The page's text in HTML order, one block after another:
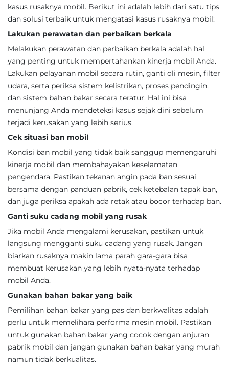
kasus rusaknya mobil. Berikut ini adalah lebih dari satu tips
dan solusi terbaik untuk mengatasi kasus rusaknya mobil:
Lakukan perawatan dan perbaikan berkala
Melakukan perawatan dan perbaikan berkala adalah hal
yang penting untuk mempertahankan kinerja mobil Anda.
Lakukan pelayanan mobil secara rutin, ganti oli mesin, filter
udara, serta periksa sistem kelistrikan, proses pendingin,
dan sistem bahan bakar secara teratur. Hal ini bisa
menunjang Anda mendeteksi kasus sejak dini sebelum
terjadi kerusakan yang lebih serius.
Cek situasi ban mobil
Kondisi ban mobil yang tidak baik sanggup memengaruhi
kinerja mobil dan membahayakan keselamatan
pengendara. Pastikan tekanan angin pada ban sesuai
bersama dengan panduan pabrik, cek ketebalan tapak ban,
dan juga periksa apakah ada retak atau bocor terhadap ban.
Ganti suku cadang mobil yang rusak
Jika mobil Anda mengalami kerusakan, pastikan untuk
langsung mengganti suku cadang yang rusak. Jangan
biarkan rusaknya makin lama parah gara-gara bisa
membuat kerusakan yang lebih nyata-nyata terhadap
mobil Anda.
Gunakan bahan bakar yang baik
Pemilihan bahan bakar yang pas dan berkwalitas adalah
perlu untuk memelihara performa mesin mobil. Pastikan
untuk gunakan bahan bakar yang cocok dengan anjuran
pabrik mobil dan jangan gunakan bahan bakar yang murah
namun tidak berkualitas.